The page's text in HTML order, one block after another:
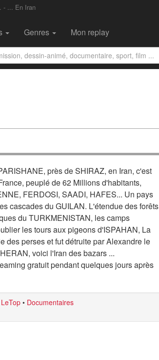
- ... En Iran
Genres Mon replay
près de SHIRAZ, en Iran, c'est
peuplé de 62 Millions d'habitants,
FERDOSI, SAADI, HAFES... Un pays
cascades du GUILAN. L'étendue des forêts
du TURKMENISTAN, les camps
les tours aux pigeons d'ISPAHAN, La
des perses et fut détruite par Alexandre le
voici l'Iran des bazars ...
gratuit pendant quelques jours après
• Documentaires